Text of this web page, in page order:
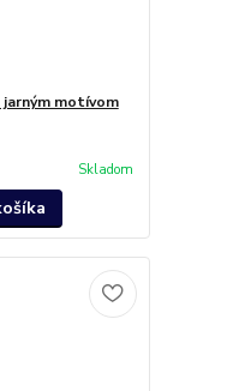
jarným motívom
Skladom